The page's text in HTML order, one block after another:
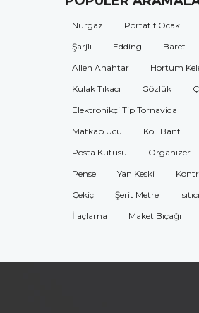
Nurgaz Portatif Ocak
Şarjlı
Edding Baret
Allen Anahtar
Hortum
Kulak Tıkacı
Gözlük
Elektronikçi Tip Tornavida
Matkap Ucu
Koli Bant
Posta Kutusu
Organizer
Pense
Yan Keski
Çekiç
Şerit Metre Isıtıcı
İlaçlama
Maket Bıçağı